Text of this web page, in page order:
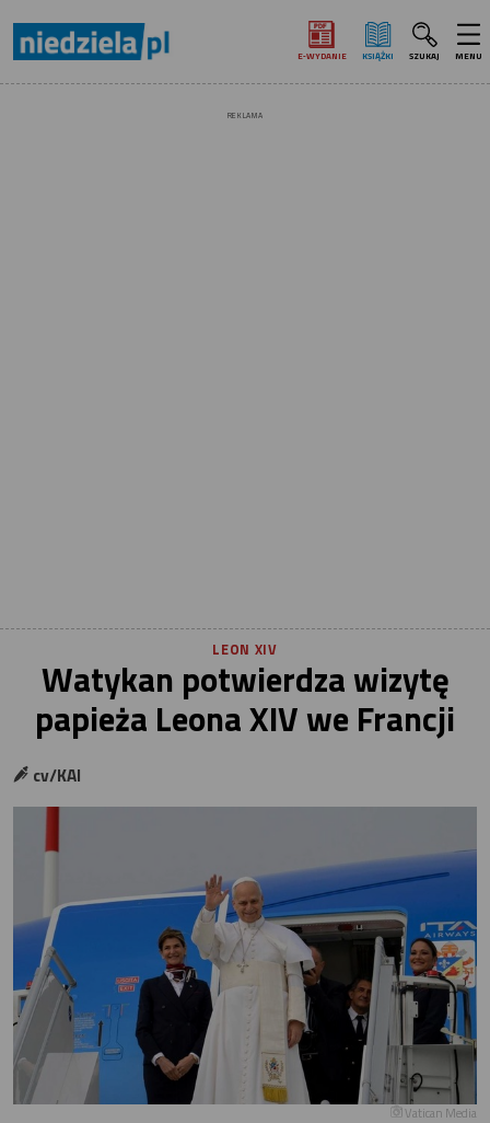
E‑WYDANIE KSIĄŻKI SZUKAJ MENU
REKLAMA
LEON XIV
Watykan potwierdza wizytę
papieża Leona XIV we Francji
cv/KAI
Vatican Media